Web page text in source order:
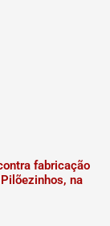
fabricação
na